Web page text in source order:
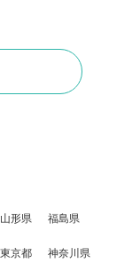
山形県 福島県
東京都 神奈川県